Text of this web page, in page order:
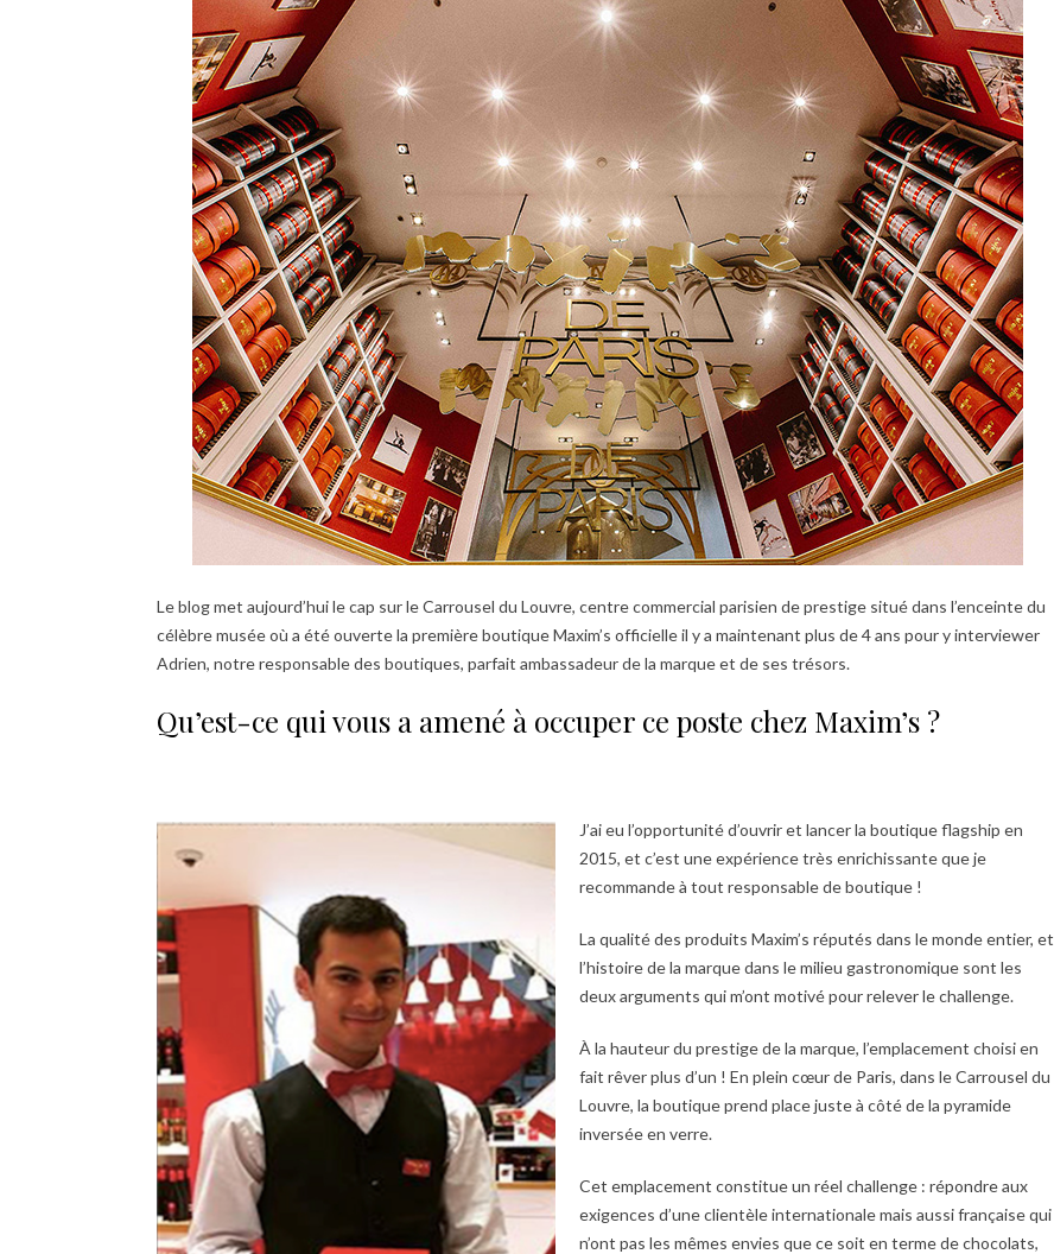
Le blog met aujourd’hui le cap sur le Carrousel du Louvre, centre commercial parisien de prestige situé dans l’enceinte du
célèbre musée où a été ouverte la première boutique Maxim’s officielle il y a maintenant plus de 4 ans pour y interviewer
Adrien, notre responsable des boutiques, parfait ambassadeur de la marque et de ses trésors.
Qu’est-ce qui vous a amené à occuper ce poste chez Maxim’s ?
J’ai eu l’opportunité d’ouvrir et lancer la boutique flagship en
2015, et c’est une expérience très enrichissante que je
recommande à tout responsable de boutique !
La qualité des produits Maxim’s réputés dans le monde entier, et
l’histoire de la marque dans le milieu gastronomique sont les
deux arguments qui m’ont motivé pour relever le challenge.
À la hauteur du prestige de la marque, l’emplacement choisi en
fait rêver plus d’un ! En plein cœur de Paris, dans le Carrousel du
Louvre, la boutique prend place juste à côté de la pyramide
inversée en verre.
Cet emplacement constitue un réel challenge : répondre aux
exigences d’une clientèle internationale mais aussi française qui
n’ont pas les mêmes envies que ce soit en terme de chocolats,